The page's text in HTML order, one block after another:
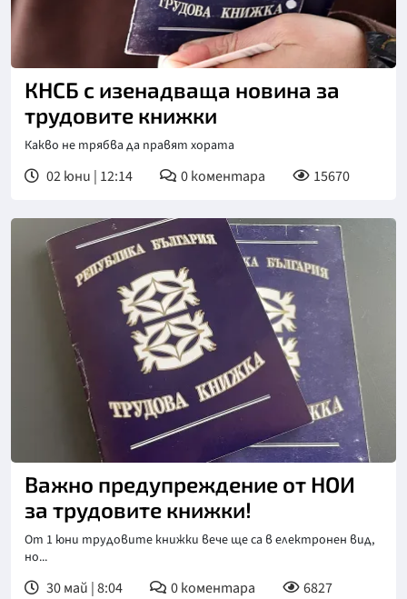
КНСБ с изенадваща новина за
трудовите книжки
Какво не трябва да правят хората
02 юни | 12:14 0коментара 15670
Снимка: БГНЕС
Важно предупреждение от НОИ
за трудовите книжки!
От 1 юни трудовите книжки вече ще са в електронен вид,
но...
30 май | 8:04 0коментара 6827